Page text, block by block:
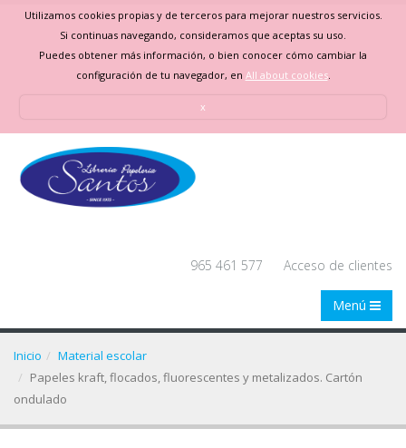
Utilizamos cookies propias y de terceros para mejorar nuestros servicios.
Si continuas navegando, consideramos que aceptas su uso.
Puedes obtener más información, o bien conocer cómo cambiar la
configuración de tu navegador, en All about cookies.
x
965 461 577 Acceso de clientes
Menú
Inicio
Material escolar
Papeles kraft, flocados, fluorescentes y metalizados. Cartón
ondulado